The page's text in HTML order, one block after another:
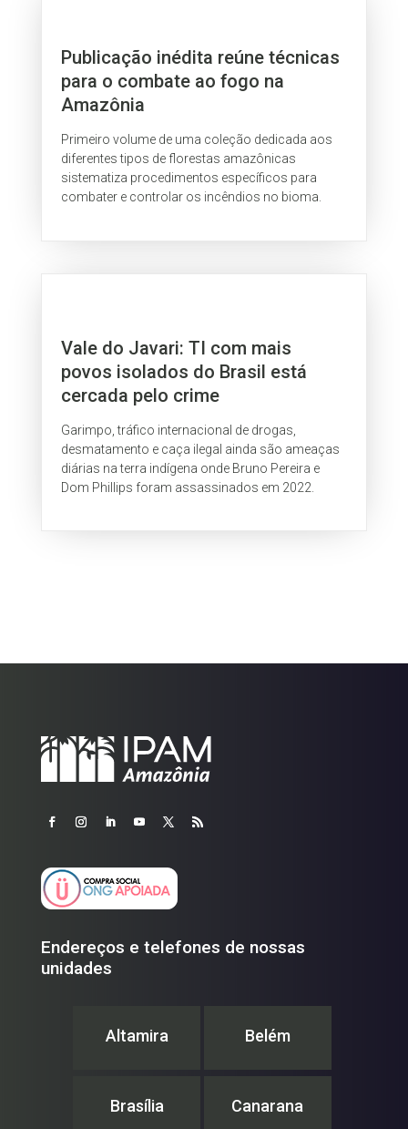
Publicação inédita reúne técnicas
para o combate ao fogo na
Amazônia
Primeiro volume de uma coleção dedicada aos
diferentes tipos de florestas amazônicas
sistematiza procedimentos específicos para
combater e controlar os incêndios no bioma.
Vale do Javari: TI com mais
povos isolados do Brasil está
cercada pelo crime
Garimpo, tráfico internacional de drogas,
desmatamento e caça ilegal ainda são ameaças
diárias na terra indígena onde Bruno Pereira e
Dom Phillips foram assassinados em 2022.
Endereços e telefones de nossas
unidades
Altamira Belém
Brasília Canarana